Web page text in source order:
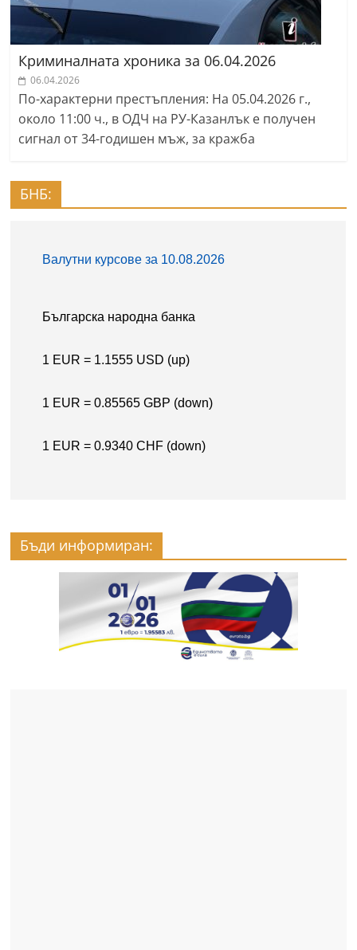
Криминалната хроника за 06.04.2026
06.04.2026
По-характерни престъпления: На 05.04.2026 г.,
около 11:00 ч., в ОДЧ на РУ-Казанлък е получен
сигнал от 34-годишен мъж, за кражба
БНБ:
Бъди информиран: